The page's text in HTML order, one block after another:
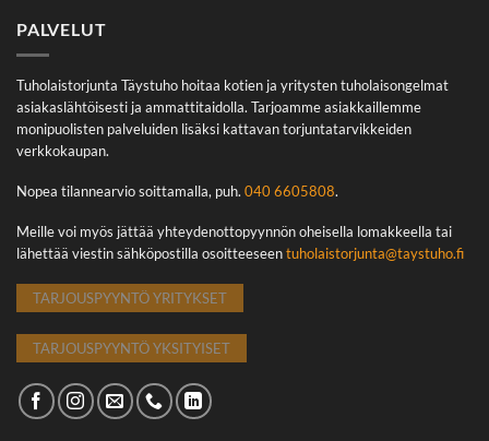
PALVELUT
Tuholaistorjunta Täystuho hoitaa kotien ja yritysten tuholaisongelmat
asiakaslähtöisesti ja ammattitaidolla. Tarjoamme asiakkaillemme
monipuolisten palveluiden lisäksi kattavan torjuntatarvikkeiden
verkkokaupan.
Nopea tilannearvio soittamalla, puh. 040 6605808.
Meille voi myös jättää yhteydenottopyynnön oheisella lomakkeella tai
lähettää viestin sähköpostilla osoitteeseentuholaistorjunta@taystuho.fi
TARJOUSPYYNTÖ YRITYKSET
TARJOUSPYYNTÖ YKSITYISET